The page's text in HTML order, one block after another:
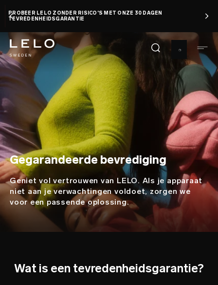
naar
inhoud
gaan
PROBEER LELO ZONDER RISICO'S MET ONZE 30 DAGEN
TEVREDENHEIDSGARANTIE
Gegarandeerde bevrediging
Geniet vol vertrouwen van LELO. Als je apparaat
niet aan je verwachtingen voldoet, zorgen we
voor een passende oplossing.
Wat is een tevredenheidsgarantie?